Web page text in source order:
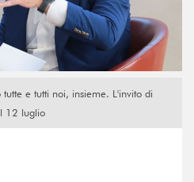
tutte e tutti noi, insieme. L'invito di
12 luglio